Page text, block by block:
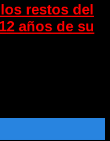
restos del
años de su